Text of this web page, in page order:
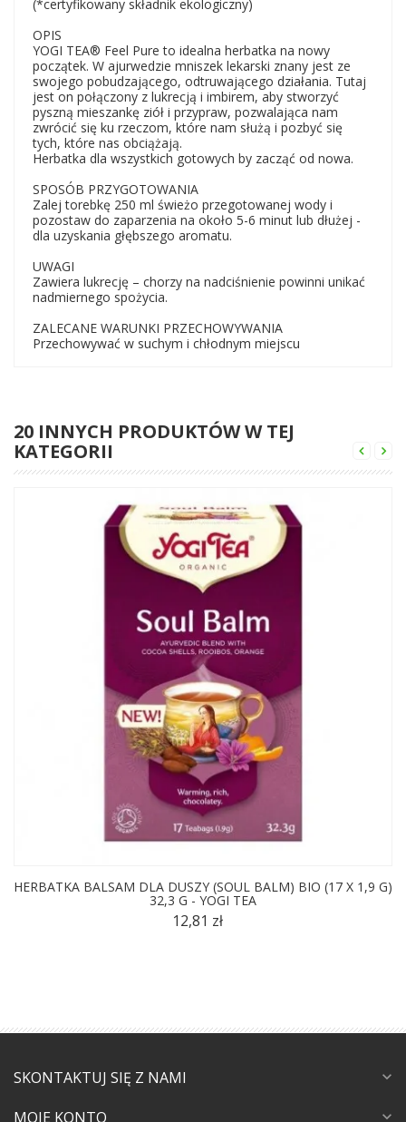
(*certyfikowany składnik ekologiczny)
OPIS
YOGI TEA® Feel Pure to idealna herbatka na nowy
początek. W ajurwedzie mniszek lekarski znany jest ze
swojego pobudzającego, odtruwającego działania. Tutaj
jest on połączony z lukrecją i imbirem, aby stworzyć
pyszną mieszankę ziół i przypraw, pozwalająca nam
zwrócić się ku rzeczom, które nam służą i pozbyć się
tych, które nas obciążają.
Herbatka dla wszystkich gotowych by zacząć od nowa.
SPOSÓB PRZYGOTOWANIA
Zalej torebkę 250 ml świeżo przegotowanej wody i
pozostaw do zaparzenia na około 5-6 minut lub dłużej -
dla uzyskania głębszego aromatu.
UWAGI
Zawiera lukrecję – chorzy na nadciśnienie powinni unikać
nadmiernego spożycia.
ZALECANE WARUNKI PRZECHOWYWANIA
Przechowywać w suchym i chłodnym miejscu
20 INNYCH PRODUKTÓW W TEJ
KATEGORII
HERBATKA BALSAM DLA DUSZY (SOUL BALM) BIO (17 X 1,9 G)
32,3 G - YOGI TEA
12,81 zł
SKONTAKTUJ SIĘ Z NAMI expand_more
MOJE KONTO expand_more